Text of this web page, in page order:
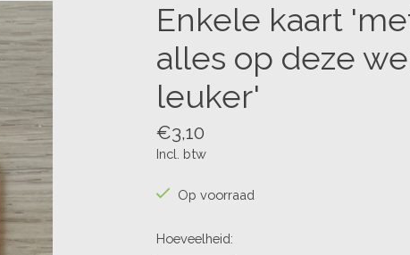
Enkele kaart
alles op deze
leuker'
€3,10
Incl. btw
Op voorraad
Hoeveelheid: